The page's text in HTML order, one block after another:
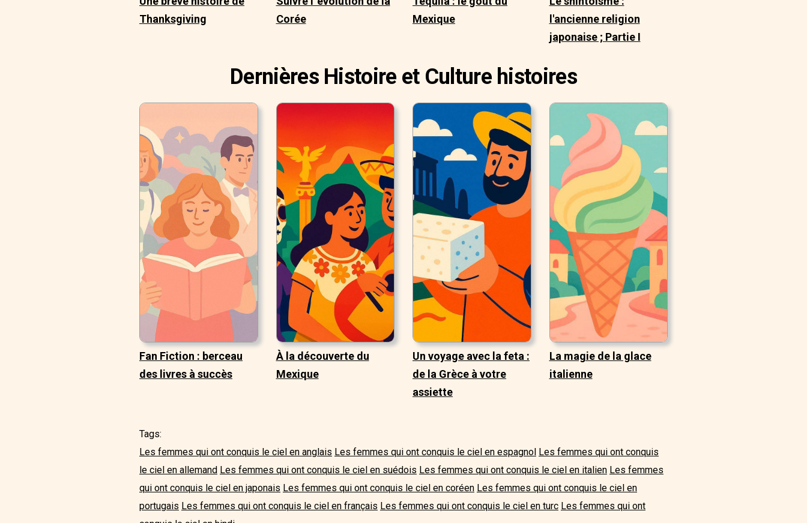
Thanksgiving
Corée
Mexique
l'ancienne religion
japonaise ; Partie I
Dernières Histoire et Culture histoires
Fan Fiction : berceau
des livres à succès
À la découverte du
Mexique
Un voyage avec la feta :
de la Grèce à votre
assiette
La magie de la glace
italienne
Tags:
Les femmes qui ont conquis le ciel en anglais Les femmes qui ont conquis le ciel en espagnol Les femmes qui ont conquis
le ciel en allemand Les femmes qui ont conquis le ciel en suédois Les femmes qui ont conquis le ciel en italien Les femmes
qui ont conquis le ciel en japonais Les femmes qui ont conquis le ciel en coréen Les femmes qui ont conquis le ciel en
portugais Les femmes qui ont conquis le ciel en français Les femmes qui ont conquis le ciel en turc Les femmes qui ont